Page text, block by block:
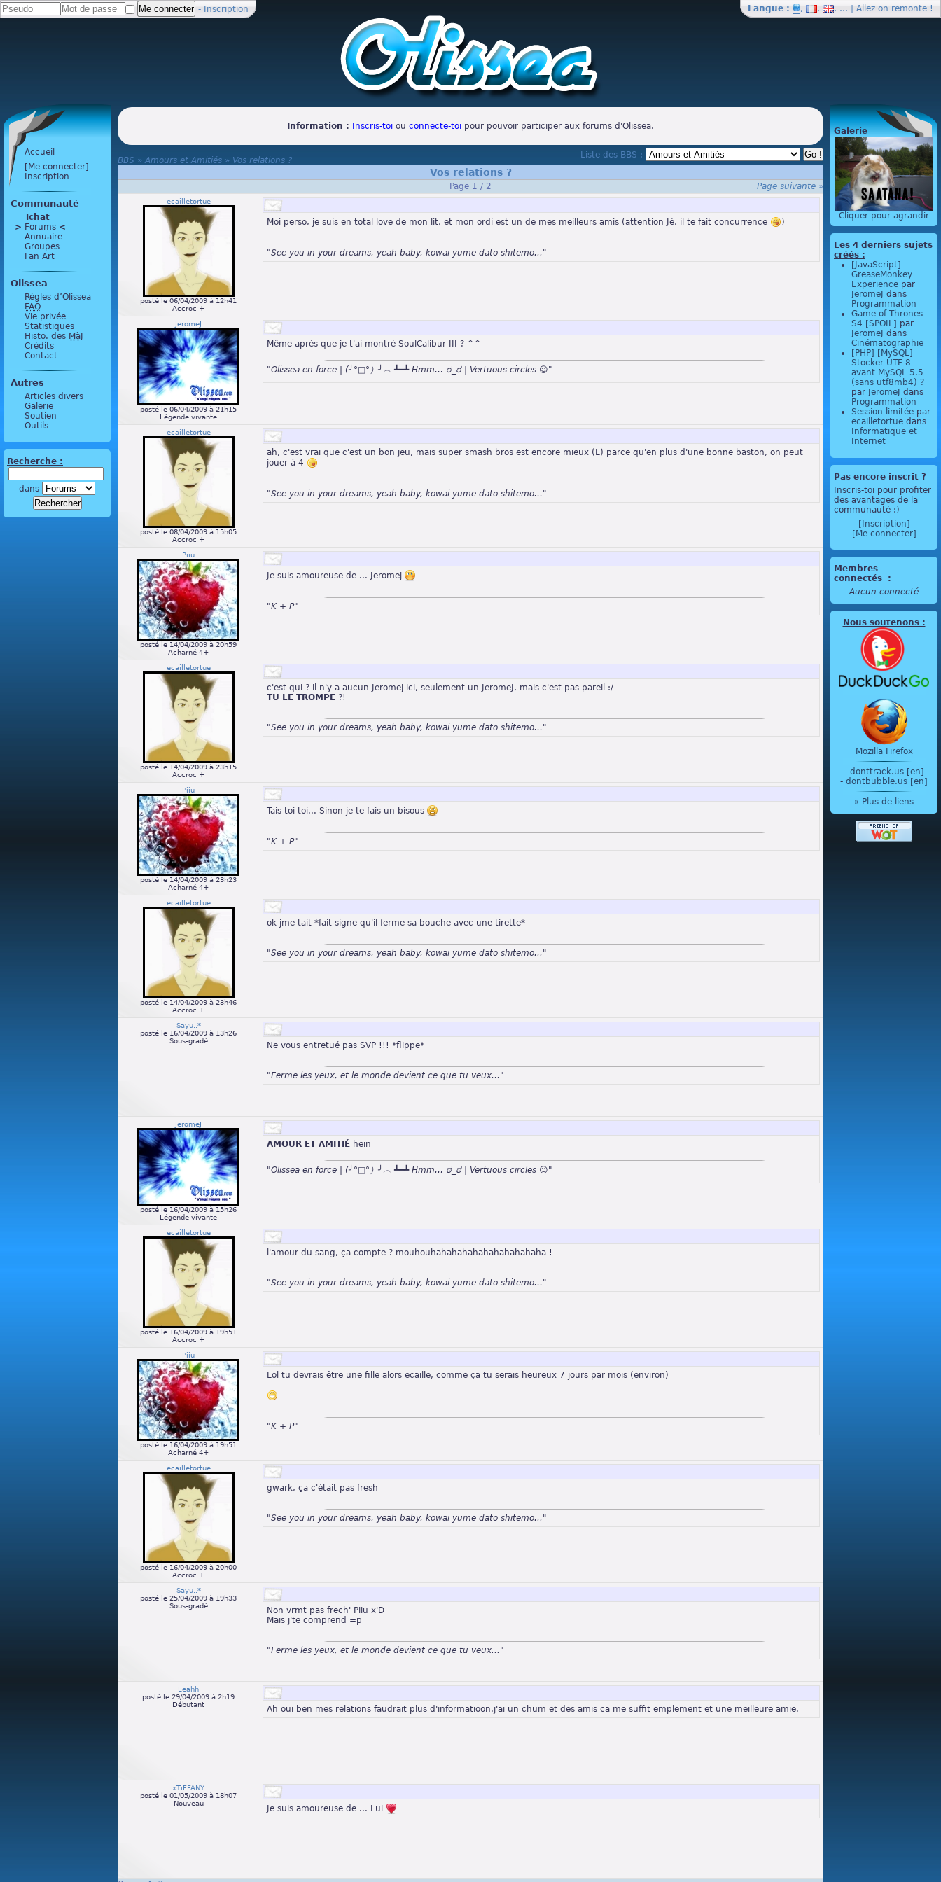
- Inscription Langue : , , , … | Allez on remonte !
Accueil
[Me connecter]
Inscription
Communauté
Tchat
> Forums <
Annuaire
Groupes
Fan Art
Olissea
Règles d’Olissea
FAQ
Vie privée
Statistiques
Histo. des MàJ
Crédits
Contact
Autres
Articles divers
Galerie
Soutien
Outils
Recherche :
dans
Information : Inscris-toi ou connecte-toi pour pouvoir participer aux forums d'Olissea.
Liste des BBS :
BBS »Amours et Amitiés » Vos relations ?
Vos relations ?
Page 1 / 2 Page suivante »
ecailletortue
posté le 06/04/2009 à 12h41
Accroc +
Moi perso, je suis en total love de mon lit, et mon ordi est un de mes meilleurs amis (attention Jé, il te fait concurrence )
"See you in your dreams, yeah baby, kowai yume dato shitemo..."
JeromeJ
posté le 06/04/2009 à 21h15
Légende vivante
Même après que je t'ai montré SoulCalibur III ? ^^
"Olissea en force | (╯°□°）╯︵ ┻━┻ Hmm… ಠ_ಠ | Vertuous circles ☺"
ecailletortue
posté le 08/04/2009 à 15h05
Accroc +
ah, c'est vrai que c'est un bon jeu, mais super smash bros est encore mieux (L) parce qu'en plus d'une bonne baston, on peut
jouer à 4
"See you in your dreams, yeah baby, kowai yume dato shitemo..."
Piiu
posté le 14/04/2009 à 20h59
Acharné 4+
Je suis amoureuse de ... Jeromej
"K + P"
ecailletortue
posté le 14/04/2009 à 23h15
Accroc +
c'est qui ? il n'y a aucun Jeromej ici, seulement un JeromeJ, mais c'est pas pareil :/
TU LE TROMPE ?!
"See you in your dreams, yeah baby, kowai yume dato shitemo..."
Piiu
posté le 14/04/2009 à 23h23
Acharné 4+
Tais-toi toi... Sinon je te fais un bisous
"K + P"
ecailletortue
posté le 14/04/2009 à 23h46
Accroc +
ok jme tait *fait signe qu'il ferme sa bouche avec une tirette*
"See you in your dreams, yeah baby, kowai yume dato shitemo..."
Sayu..*
posté le 16/04/2009 à 13h26
Sous-gradé
Ne vous entretué pas SVP !!! *flippe*
"Ferme les yeux, et le monde devient ce que tu veux..."
JeromeJ
posté le 16/04/2009 à 15h26
Légende vivante
AMOUR ET AMITIÉ hein
"Olissea en force | (╯°□°）╯︵ ┻━┻ Hmm… ಠ_ಠ | Vertuous circles ☺"
ecailletortue
posté le 16/04/2009 à 19h51
Accroc +
l'amour du sang, ça compte ? mouhouhahahahahahahahahahaha !
"See you in your dreams, yeah baby, kowai yume dato shitemo..."
Piiu
posté le 16/04/2009 à 19h51
Acharné 4+
Lol tu devrais être une fille alors ecaille, comme ça tu serais heureux 7 jours par mois (environ)
"K + P"
ecailletortue
posté le 16/04/2009 à 20h00
Accroc +
gwark, ça c'était pas fresh
"See you in your dreams, yeah baby, kowai yume dato shitemo..."
Sayu..*
posté le 25/04/2009 à 19h33
Sous-gradé
Non vrmt pas frech' Piiu x'D
Mais j'te comprend =p
"Ferme les yeux, et le monde devient ce que tu veux..."
Leahh
posté le 29/04/2009 à 2h19
Débutant
Ah oui ben mes relations faudrait plus d'informatioon.j'ai un chum et des amis ca me suffit emplement et une meilleure amie.
xTiFFANY
posté le 01/05/2009 à 18h07
Nouveau
Je suis amoureuse de ... Lui
Galerie
Cliquer pour agrandir
Les 4 derniers sujets
créés :
[JavaScript]
GreaseMonkey
Experience par
JeromeJ dans
Programmation
Game of Thrones
S4 [SPOIL] par
JeromeJ dans
Cinématographie
[PHP] [MySQL]
Stocker UTF-8
avant MySQL 5.5
(sans utf8mb4) ?
par JeromeJ dans
Programmation
Session limitée par
ecailletortue dans
Informatique et
Internet
Pas encore inscrit ?
Inscris-toi pour profiter
des avantages de la
communauté :)
[Inscription]
[Me connecter]
Membres
connectés
:
Aucun connecté
Nous soutenons:
Mozilla Firefox
- donttrack.us [en]
- dontbubble.us [en]
» Plus de liens